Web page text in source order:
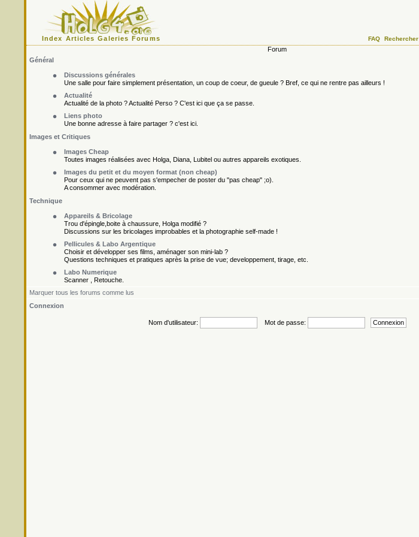
Index Articles Galeries Forums FAQ Rechercher
Forum
Général
Discussions générales
Une salle pour faire simplement présentation, un coup de coeur, de gueule ? Bref, ce qui ne rentre pas ailleurs !
Actualité
Actualité de la photo ? Actualité Perso ? C'est ici que ça se passe.
Liens photo
Une bonne adresse à faire partager ? c'est ici.
Images et Critiques
Images Cheap
Toutes images réalisées avec Holga, Diana, Lubitel ou autres appareils exotiques.
Images du petit et du moyen format (non cheap)
Pour ceux qui ne peuvent pas s'empecher de poster du "pas cheap" ;o).
A consommer avec modération.
Technique
Appareils & Bricolage
Trou d'épingle,boite à chaussure, Holga modifié ?
Discussions sur les bricolages improbables et la photographie self-made !
Pellicules & Labo Argentique
Choisir et développer ses films, aménager son mini-lab ?
Questions techniques et pratiques après la prise de vue; developpement, tirage, etc.
Labo Numerique
Scanner , Retouche.
Marquer tous les forums comme lus
Connexion
Nom d'utilisateur: Mot de passe: